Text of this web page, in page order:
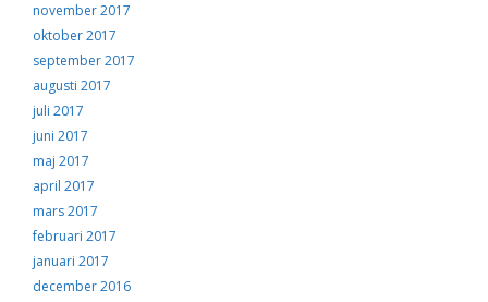
november 2017
oktober 2017
september 2017
augusti 2017
juli 2017
juni 2017
maj 2017
april 2017
mars 2017
februari 2017
januari 2017
december 2016